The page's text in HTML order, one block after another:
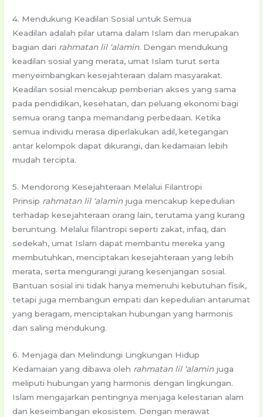
4. Mendukung Keadilan Sosial untuk Semua
Keadilan adalah pilar utama dalam Islam dan merupakan
bagian dari rahmatan lil ‘alamin. Dengan mendukung
keadilan sosial yang merata, umat Islam turut serta
menyeimbangkan kesejahteraan dalam masyarakat.
Keadilan sosial mencakup pemberian akses yang sama
pada pendidikan, kesehatan, dan peluang ekonomi bagi
semua orang tanpa memandang perbedaan. Ketika
semua individu merasa diperlakukan adil, ketegangan
antar kelompok dapat dikurangi, dan kedamaian lebih
mudah tercipta.
5. Mendorong Kesejahteraan Melalui Filantropi
Prinsip rahmatan lil ‘alaminjuga mencakup kepedulian
terhadap kesejahteraan orang lain, terutama yang kurang
beruntung. Melalui filantropi seperti zakat, infaq, dan
sedekah, umat Islam dapat membantu mereka yang
membutuhkan, menciptakan kesejahteraan yang lebih
merata, serta mengurangi jurang kesenjangan sosial.
Bantuan sosial ini tidak hanya memenuhi kebutuhan fisik,
tetapi juga membangun empati dan kepedulian antarumat
yang beragam, menciptakan hubungan yang harmonis
dan saling mendukung.
6. Menjaga dan Melindungi Lingkungan Hidup
Kedamaian yang dibawa oleh rahmatan lil ‘alaminjuga
meliputi hubungan yang harmonis dengan lingkungan.
Islam mengajarkan pentingnya menjaga kelestarian alam
dan keseimbangan ekosistem. Dengan merawat